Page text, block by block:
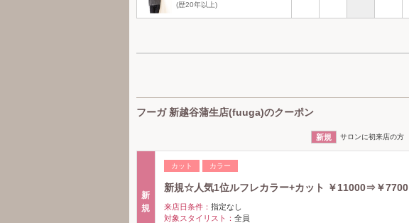
(歴20年以上)
フーガ 新越谷蒲生店(fuuga)のクーポン
新規 サロンに初来店の方
新
規
カット カラー
新規☆人気1位ルフレカラー+カット ￥11000⇒￥7700
来店日条件： 指定なし
対象スタイリスト： 全員